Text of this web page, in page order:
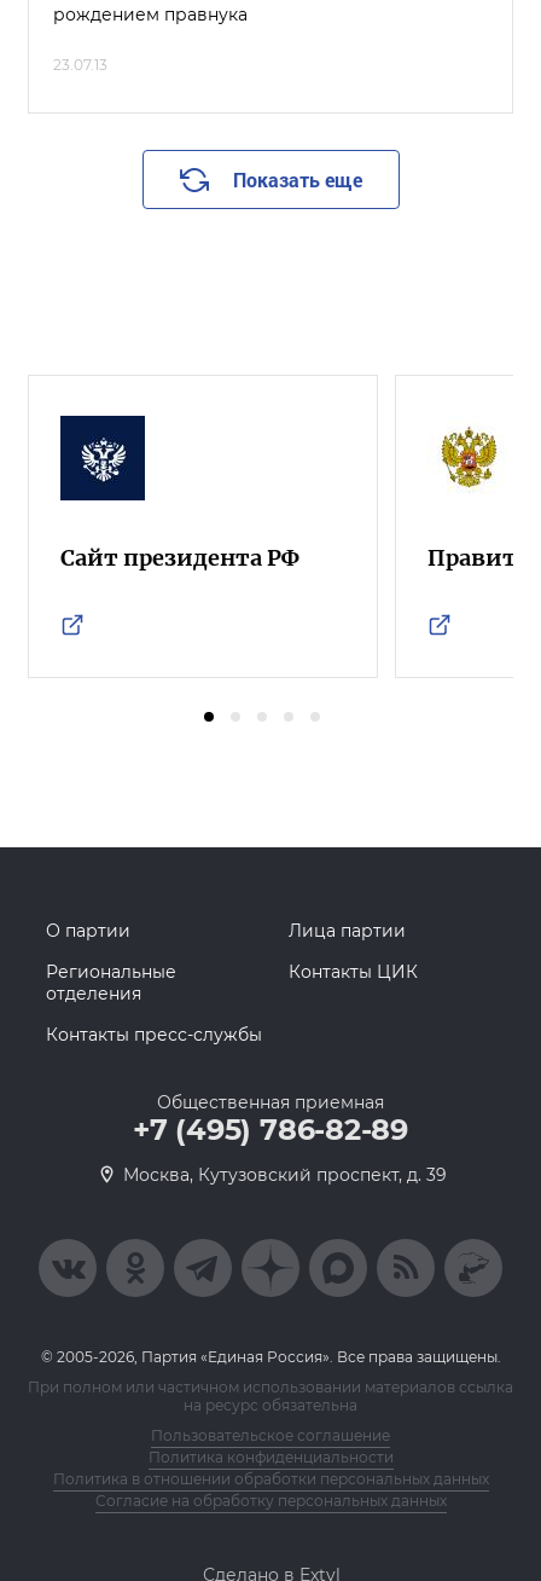
рождением правнука
23.07.13
Показать еще
Сайт президента РФ
О партии
Лица партии
Региональные
отделения
Контакты ЦИК
Контакты пресс-службы
Общественная приемная
+7 (495) 786-82-89
Москва, Кутузовский проспект, д. 39
© 2005-2026, Партия «Единая Россия». Все права защищены.
При полном или частичном использовании материалов ссылка
на ресурс обязательна
Пользовательское соглашение
Политика конфиденциальности
Политика в отношении обработки персональных данных
Согласие на обработку персональных данных
Сделано в Extyl